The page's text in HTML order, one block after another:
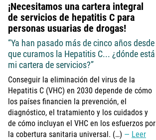
¡Necesitamos una cartera integral
de servicios de hepatitis C para
personas usuarias de drogas!
“Ya han pasado más de cinco años desde
que curamos la Hepatitis C... ¿dónde está
mi cartera de servicios?”
Conseguir la eliminación del virus de la
Hepatitis C (VHC) en 2030 depende de cómo
los países financien la prevención, el
diagnóstico, el tratamiento y los cuidados y
de cómo incluyan el VHC en los esfuerzos por
la cobertura sanitaria universal. (…)
Leer